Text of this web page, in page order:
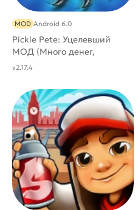
Pickle Pete: Уцелевший
МОД (Много денег,
бессмертие)
MOD Android 6.0
v2.17.4